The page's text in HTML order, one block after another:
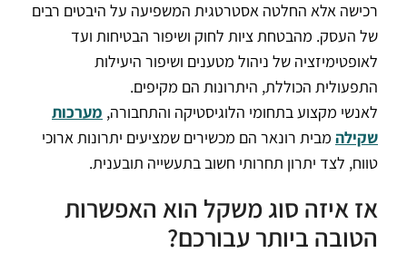
רכישה אלא החלטה אסטרטגית המשפיעה על היבטים רבים
של העסק. מהבטחת ציות לחוק ושיפור הבטיחות ועד
לאופטימיזציה של ניהול מטענים ושיפור היעילות
התפעולית הכוללת, היתרונות הם מקיפים.
לאנשי מקצוע בתחומי הלוגיסטיקה והתחבורה, מערכות
שקילה מבית רונאר הם מכשירים שמציעים יתרונות ארוכי
טווח, לצד יתרון תחרותי חשוב בתעשייה תובענית.
אז איזה סוג משקל הוא האפשרות
הטובה ביותר עבורכם?